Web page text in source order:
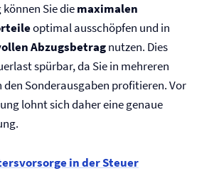
Sie diemaximalen
optimal ausschöpfen und in
Abzugsbetragnutzen. Dies
spürbar, da Sie in mehreren
den Sonderausgaben profitieren. Vor
lohnt sich daher eine genaue
in der Steuer